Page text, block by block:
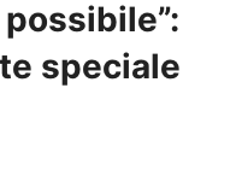
speciale